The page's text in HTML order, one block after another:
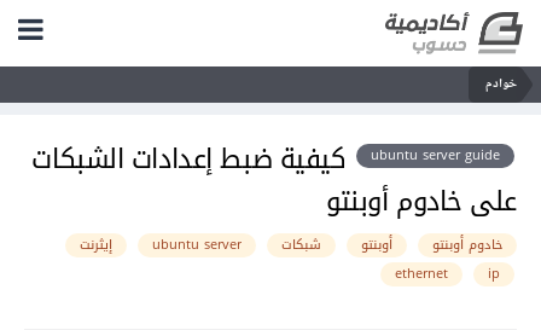
خوادم
ubuntu server guide
كيفية ضبط إعدادات الشبكات
على خادوم أوبنتو
خادوم أوبنتو أوبنتو شبكات ubuntu server
إيثرنت
ip
ethernet